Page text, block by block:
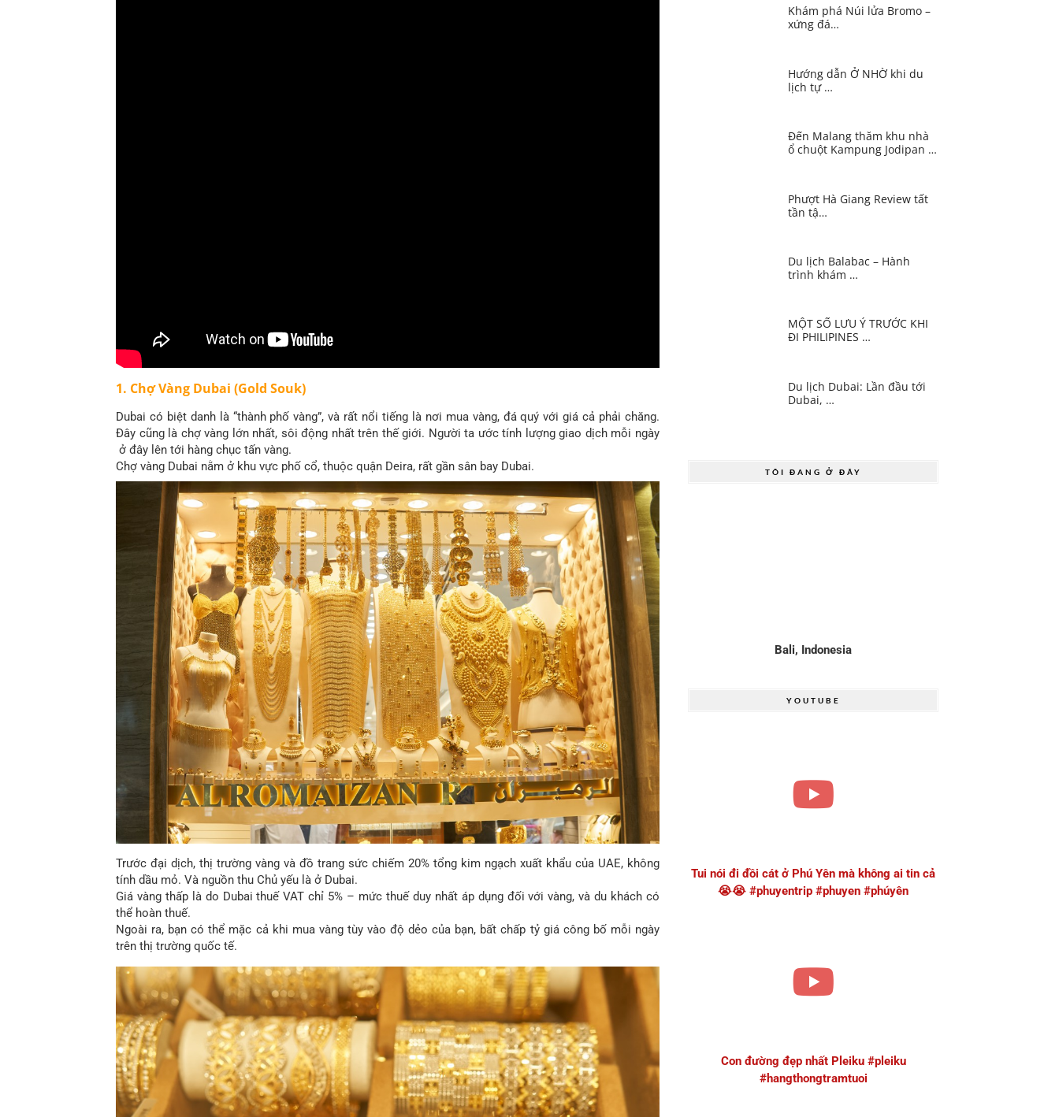
1. Chợ Vàng Dubai (Gold Souk)
Dubai có biệt danh là “thành phố vàng”, và rất nổi tiếng là nơi mua vàng, đá quý với giá cả phải chăng.
Đây cũng là chợ vàng lớn nhất, sôi động nhất trên thế giới. Người ta ước tính lượng giao dịch mỗi ngày
ở đây lên tới hàng chục tấn vàng.
Chợ vàng Dubai nằm ở khu vực phố cổ, thuộc quận Deira, rất gần sân bay Dubai.
Trước đại dịch, thị trường vàng và đồ trang sức chiếm 20% tổng kim ngạch xuất khẩu của UAE, không
tính dầu mỏ. Và nguồn thu Chủ yếu là ở Dubai.
Giá vàng thấp là do Dubai thuế VAT chỉ 5% – mức thuế duy nhất áp dụng đối với vàng, và du khách có
thể hoàn thuế.
Ngoài ra, bạn có thể mặc cả khi mua vàng tùy vào độ dẻo của bạn, bất chấp tỷ giá công bố mỗi ngày
trên thị trường quốc tế.
Khám phá Núi lửa Bromo –
xứng đá…
Hướng dẫn Ở NHỜ khi du
lịch tự …
Đến Malang thăm khu nhà
ổ chuột Kampung Jodipan …
Phượt Hà Giang Review tất
tần tậ…
Du lịch Balabac – Hành
trình khám …
MỘT SỐ LƯU Ý TRƯỚC KHI
ĐI PHILIPINES …
Du lịch Dubai: Lần đầu tới
Dubai, …
TÔI ĐANG Ở ĐÂY
Bali, Indonesia
YOUTUBE
Tui nói đi đồi cát ở Phú Yên mà không ai tin cả
😭😭 #phuyentrip #phuyen #phúyên
Con đường đẹp nhất Pleiku #pleiku
#hangthongtramtuoi